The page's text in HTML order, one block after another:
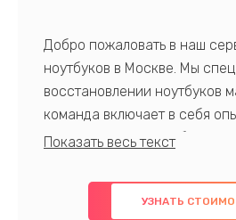
Добро пожаловать в наш
ноутбуков в Москве. Мы
восстановлении ноутбуков
команда включает в себя
профессионалов с
предлагаем быстрый и
использованиемУЗНАТЬ